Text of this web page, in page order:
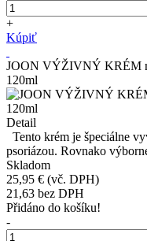
+
Kúpiť
JOON VÝŽIVNÝ KRÉM
120ml
Detail
Tento krém je špeciálne
psoriázou. Rovnako
Skladom
25,95 € (vč. DPH)
21,63 bez DPH
Přidáno do košíku!
-